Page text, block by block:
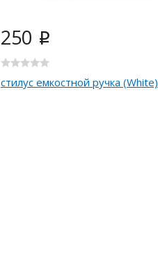
250 i
стилус емкостной ручка (White)